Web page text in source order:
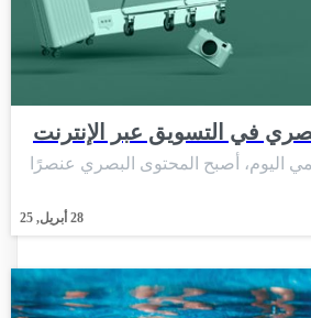
في التسويق عبر الإنترنت
28 أبريل, 25
اليوم، أصبح المحتوى البصري عنصرًا